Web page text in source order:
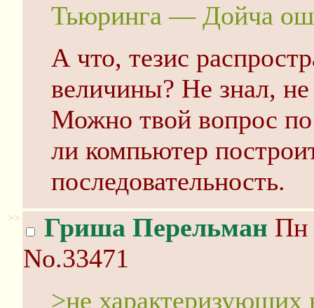
Тьюринга — Дойча
А что, тезис
величины? Не знал, не
Можно твой вопрос
ли компьютер
последовательность.
>> Гриша Перельман Пн
No.33471
>не характеризующих